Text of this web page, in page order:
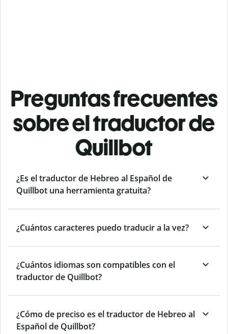
Preguntas frecuentes
sobre el traductor de
Quillbot
¿Es el traductor de Hebreo al Español de
Quillbot una herramienta gratuita?
¿Cuántos caracteres puedo traducir a la vez?
¿Cuántos idiomas son compatibles con el
traductor de Quillbot?
¿Cómo de preciso es el traductor de Hebreo al
Español de Quillbot?